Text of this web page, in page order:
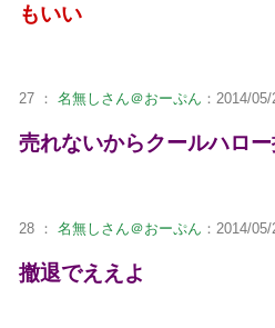
もいい
27 ： 名無しさん＠おーぷん ：2014/
売れないからクールハロ
28 ： 名無しさん＠おーぷん ：2014/
撤退でええよ